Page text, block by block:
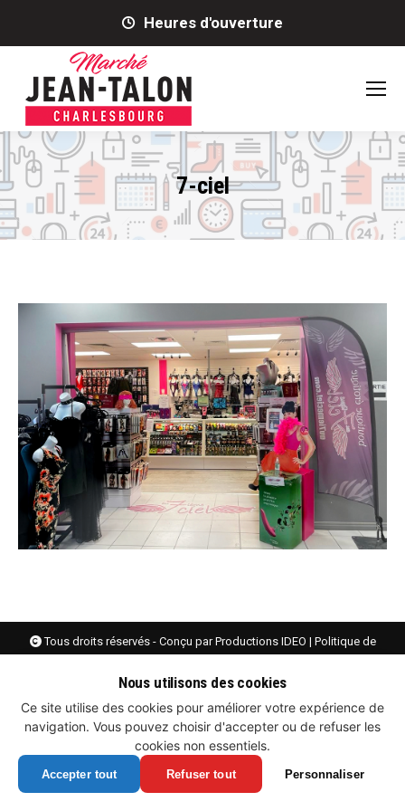
Heures d'ouverture
7-ciel
Tous droits réservés - Conçu parProductions IDEO | Politique de
Nous utilisons des cookies
Ce site utilise des cookies pour améliorer votre expérience de
navigation. Vous pouvez choisir d'accepter ou de refuser les
cookies non essentiels.
Accepter tout Refuser tout Personnaliser